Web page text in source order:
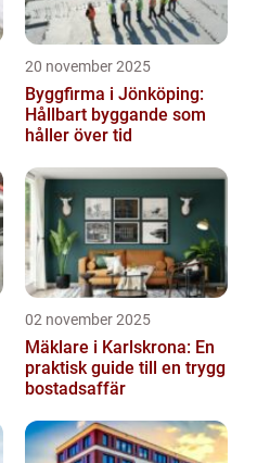
20 november 2025
Byggfirma i Jönköping:
Hållbart byggande som
håller över tid
02 november 2025
Mäklare i Karlskrona: En
praktisk guide till en trygg
bostadsaffär